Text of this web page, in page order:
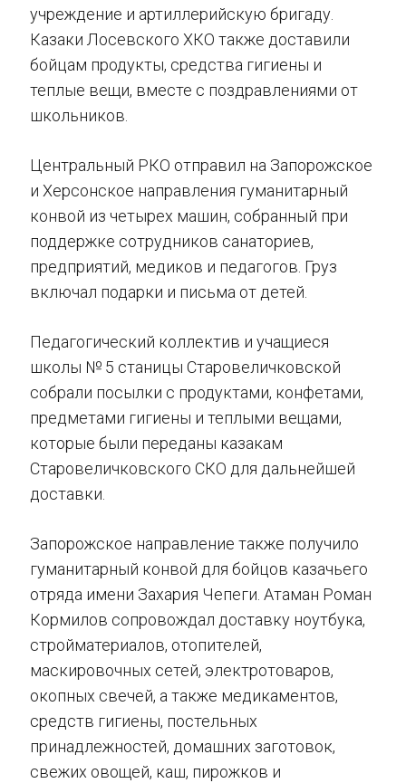
учреждение и артиллерийскую бригаду.
Казаки Лосевского ХКО также доставили
бойцам продукты, средства гигиены и
теплые вещи, вместе с поздравлениями от
школьников.
Центральный РКО отправил на Запорожское
и Херсонское направления гуманитарный
конвой из четырех машин, собранный при
поддержке сотрудников санаториев,
предприятий, медиков и педагогов. Груз
включал подарки и письма от детей.
Педагогический коллектив и учащиеся
школы № 5 станицы Старовеличковской
собрали посылки с продуктами, конфетами,
предметами гигиены и теплыми вещами,
которые были переданы казакам
Старовеличковского СКО для дальнейшей
доставки.
Запорожское направление также получило
гуманитарный конвой для бойцов казачьего
отряда имени Захария Чепеги. Атаман Роман
Кормилов сопровождал доставку ноутбука,
стройматериалов, отопителей,
маскировочных сетей, электротоваров,
окопных свечей, а также медикаментов,
средств гигиены, постельных
принадлежностей, домашних заготовок,
свежих овощей, каш, пирожков и